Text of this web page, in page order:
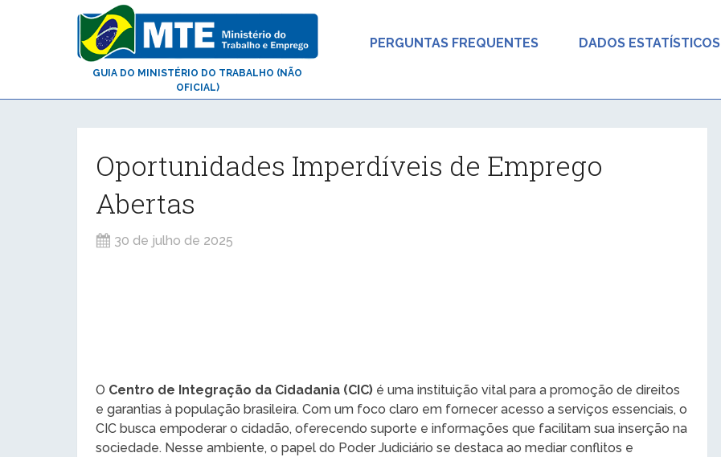
GUIA DO MINISTÉRIO DO TRABALHO (NÃO
OFICIAL)
PERGUNTAS FREQUENTES DADOS ESTATÍSTICOS
Oportunidades Imperdíveis de Emprego
Abertas
30 de julho de 2025
O Centro de Integração da Cidadania (CIC) é uma instituição vital para a promoção de direitos
e garantias à população brasileira. Com um foco claro em fornecer acesso a serviços essenciais, o
CIC busca empoderar o cidadão, oferecendo suporte e informações que facilitam sua inserção na
sociedade. Nesse ambiente, o papel do Poder Judiciário se destaca ao mediar conflitos e